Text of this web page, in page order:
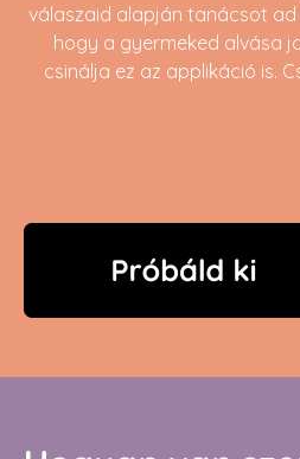
válaszaid alapján tanácsot ad
hogy a gyermeked alvása
csinálja ez az applikáció is.